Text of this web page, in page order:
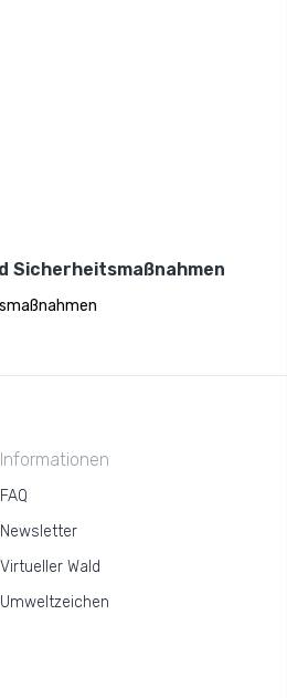
Sicherheitsmaßnahmen
Informationen
FAQ
Newsletter
Virtueller Wald
Umweltzeichen